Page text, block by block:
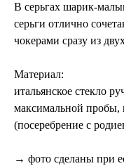
В серьгах шарик-
серьги отлично
чокерами сразу из
Материал:
итальянское стекло
максимальной пробы,
(посеребрение с
→ фото сделаны при